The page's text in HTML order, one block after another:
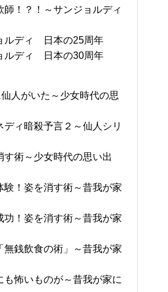
師！？！～サンジョルディ
ルディ 日本の25周年
ルディ 日本の30周年
人がいた～少女時代の思
ディ暗殺予言２～仙人シリ
す術～少女時代の思い出
験！姿を消す術～昔我が家
功！姿を消す術～昔我が家
無銭飲食の術」～昔我が家
も怖いものが～昔我が家に